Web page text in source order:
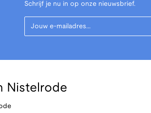
Schrijf je nu in op onze nieuwsbrief.
Your Email
Nistelrode